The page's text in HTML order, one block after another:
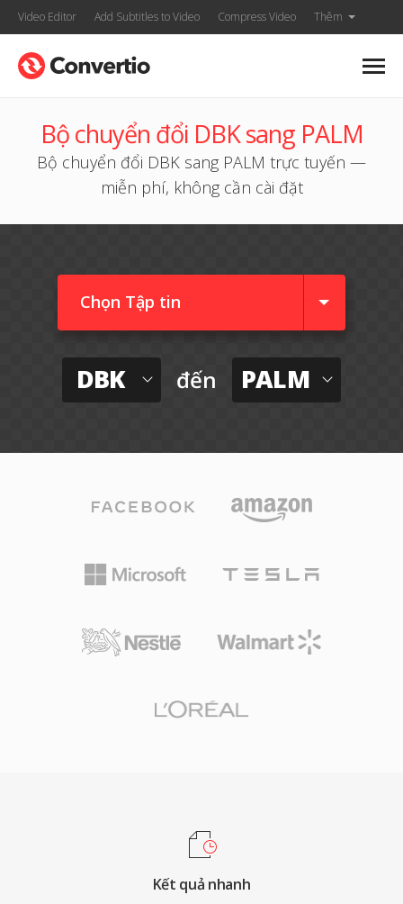
Video Editor Add Subtitles to Video Compress Video Thêm
Bộ chuyển đổi DBK sang PALM
Bộ chuyển đổi DBK sang PALM trực tuyến —
miễn phí, không cần cài đặt
Chọn Tập tin
DBK đến PALM
Kết quả nhanh